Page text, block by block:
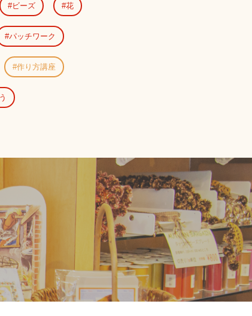
ビーズ 花
パッチワーク
作り方講座